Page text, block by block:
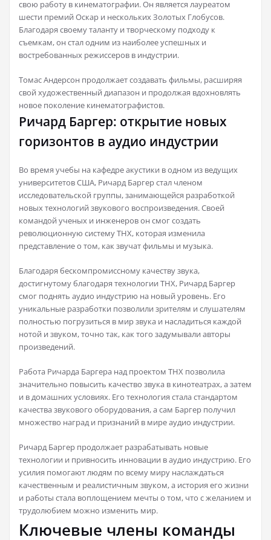
свою работу в кинематографии. Он является лауреатом
шести премий Оскар и нескольких Золотых Глобусов.
Благодаря своему таланту и творческому подходу к
съемкам, он стал одним из наиболее успешных и
востребованных режиссеров в индустрии.
Томас Андерсон продолжает создавать фильмы, расширяя
свой художественный диапазон и продолжая вдохновлять
новое поколение кинематографистов.
Ричард Баргер: открытие новых
горизонтов в аудио индустрии
Во время учебы на кафедре акустики в одном из ведущих
университетов США, Ричард Баргер стал членом
исследовательской группы, занимающейся разработкой
новых технологий звукового воспроизведения. Своей
командой ученых и инженеров он смог создать
революционную систему THX, которая изменила
представление о том, как звучат фильмы и музыка.
Благодаря бескомпромиссному качеству звука,
достигнутому благодаря технологии THX, Ричард Баргер
смог поднять аудио индустрию на новый уровень. Его
уникальные разработки позволили зрителям и слушателям
полностью погрузиться в мир звука и насладиться каждой
нотой и звуком, точно так, как того задумывали авторы
произведений.
Работа Ричарда Баргера над проектом THX позволила
значительно повысить качество звука в кинотеатрах, а затем
и в домашних условиях. Его технология стала стандартом
качества звукового оборудования, а сам Баргер получил
множество наград и признаний в мире аудио индустрии.
Ричард Баргер продолжает разрабатывать новые
технологии и привносить инновации в аудио индустрию. Его
усилия помогают людям по всему миру наслаждаться
качественным и реалистичным звуком, а история его жизни
и работы стала воплощением мечты о том, что с желанием и
трудолюбием можно изменить мир.
Ключевые члены команды